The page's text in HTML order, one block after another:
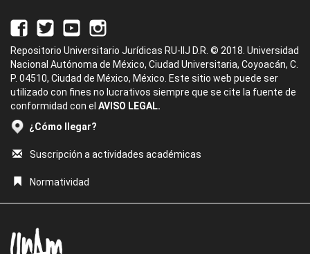
Repositorio Universitario Jurídicas RU-IIJ D.R. © 2018. Universidad
Nacional Autónoma de México, Ciudad Universitaria, Coyoacán, C.
P. 04510, Ciudad de México, México. Este sitio web puede ser
utilizado con fines no lucrativos siempre que se cite la fuente de
conformidad con el AVISO LEGAL.
¿Cómo llegar?
Suscripción a actividades académicas
Normatividad